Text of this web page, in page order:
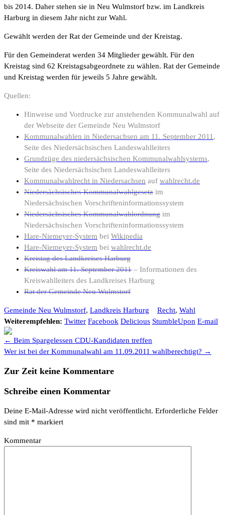
bis 2014. Daher stehen sie in Neu Wulmstorf bzw. im Landkreis
Harburg in diesem Jahr nicht zur Wahl.
Gewählt werden der Rat der Gemeinde und der Kreistag.
Für den Gemeinderat werden 34 Mitglieder gewählt. Für den
Kreistag sind 62 Kreistagsabgeordnete zu wählen. Rat der Gemeinde
und Kreistag werden für jeweils 5 Jahre gewählt.
Quellen:
Hinweise und Vordrucke zur anstehenden Kommunalwahl auf
der Webseite der Gemeinde Neu Wulmstorf
Kommunalwahlen in Niedersachsen am 11. September 2011 ,
Seite des Niedersächsischen Landeswahlleiters
Grundzüge des niedersächsischen Kommunalwahlsystems,
Seite des Niedersächsischen Landeswahlleiters
Kommunalwahlrecht in Niedersachsen auf wahlrecht.de
Niedersächsisches Kommunalwahlgesetz im
Niedersächsischen Vorschrifteninformationssystem
Niedersächsisches Kommunalwahlordnung im
Niedersächsischen Vorschrifteninformationssystem
Hare-Niemeyer-System bei Wikipedia
Hare-Niemeyer-System bei wahlrecht.de
Kreistag des Landkreises Harburg
Kreiswahl am 11. September 2011 – Informationen des
Kreiswahlleiters des Landkreises Harburg
Rat der Gemeinde Neu Wulmstorf
Gemeinde Neu Wulmstorf, Landkreis Harburg Recht, Wahl
Weiterempfehlen: Twitter Facebook Delicious StumbleUpon E-mail
← Beim Spargelessen CDU-Kandidaten treffen
Wer ist bei der Kommunalwahl am 11.09.2011 wahlberechtigt? →
Zur Zeit keine Kommentare
Schreibe einen Kommentar
Deine E-Mail-Adresse wird nicht veröffentlicht. Erforderliche Felder
sind mit * markiert
Kommentar